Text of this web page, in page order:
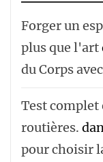
Forger un
plus que l'art
du Corps
Test complet
routières.
pour choisir